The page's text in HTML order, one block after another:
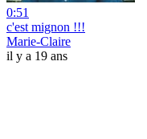
0:51
c'est mignon !!!
Marie-Claire
il y a 19 ans